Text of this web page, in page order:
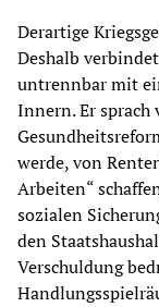
Derartige
Deshalb
untrennbar mit
Innern. Er sprach
werde, von
Arbeiten“
sozialen
den
Verschuldung